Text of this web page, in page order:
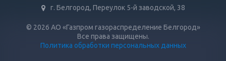
г. Белгород, Переулок 5-й заводской, 38
© 2026 АО «Газпром газораспределение Белгород»
Все права защищены.
Политика обработки персональных данных